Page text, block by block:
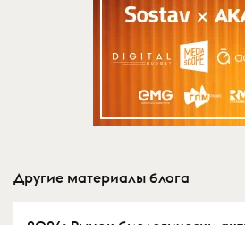
Другие материалы блога